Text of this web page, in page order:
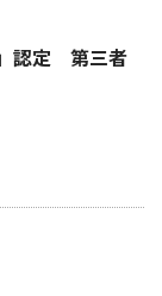
認定 第三者